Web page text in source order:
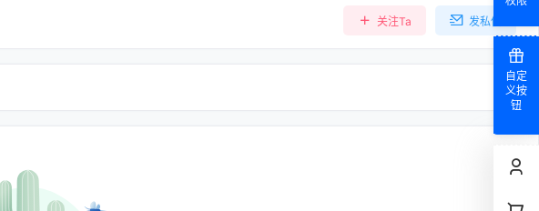
关注Ta 发私信
自定
义按
钮
60 点积分 ，继续坚持！